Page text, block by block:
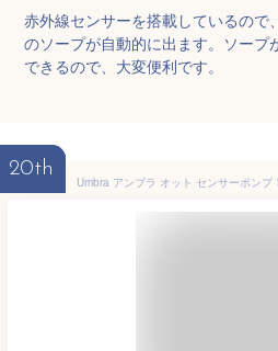
赤外線センサーを搭載しているので
のソープが自動的に出ます。ソープ
できるので、大変便利です。
20th